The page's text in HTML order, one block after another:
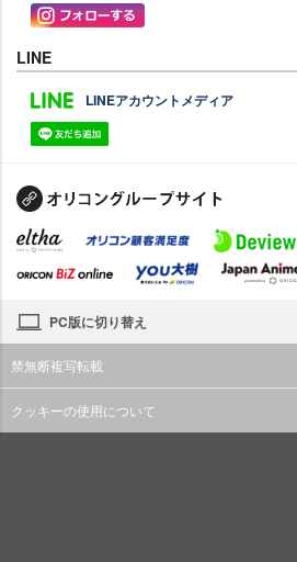
LINE
LINEアカウントメディア
PC版に切り替え
禁無断複写転載
クッキーの使用について